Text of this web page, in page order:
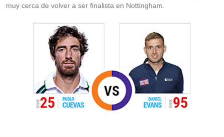
muy cerca de volver a ser finalista en Nottingham.